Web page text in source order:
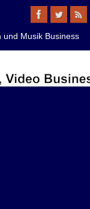
und Musik Business